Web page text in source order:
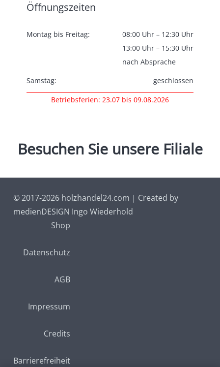
Öffnungszeiten
Montag bis Freitag:
08:00 Uhr – 12:30 Uhr
13:00 Uhr – 15:30 Uhr
nach Absprache
Samstag:
geschlossen
Betriebsferien: 23.07 bis 09.08.2026
Besuchen Sie unsere Filiale
© 2017-2026 holzhandel24.com | Created by
medienDESIGN Ingo Wiederhold
Shop
Datenschutz
AGB
Impressum
Credits
Barrierefreiheit